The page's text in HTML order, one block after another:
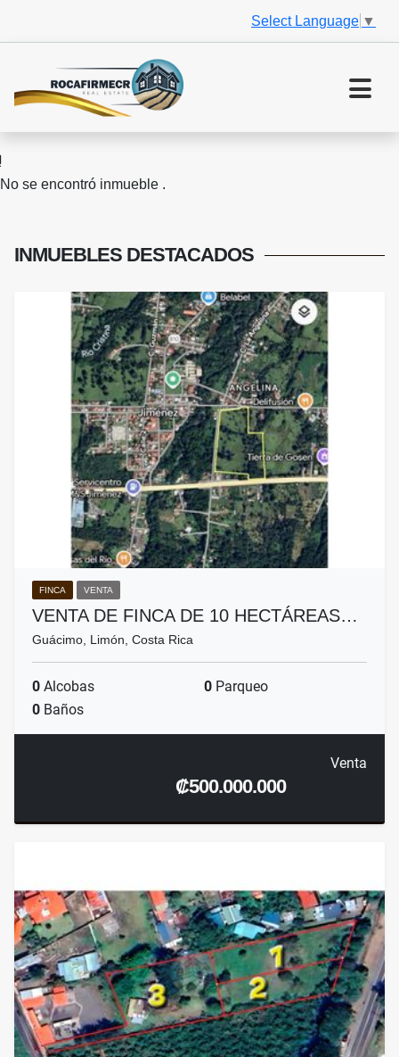
Select Language ▼
No se encontró inmueble .
INMUEBLES DESTACADOS
FINCA VENTA
VENTA DE FINCA DE 10 HECTÁREAS…
Guácimo, Limón, Costa Rica
0 Alcobas 0 Parqueo
0 Baños
Venta
₡500.000.000